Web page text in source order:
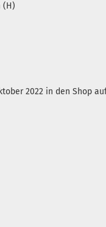
(H)
2022 in den Shop